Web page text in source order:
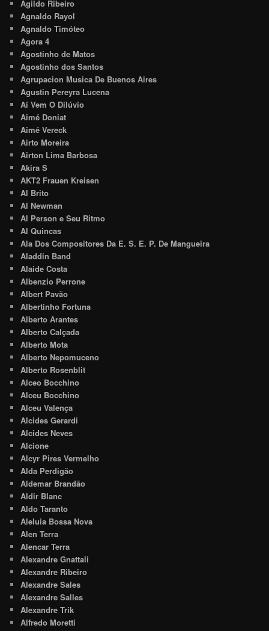
Agildo Ribeiro
Agnaldo Rayol
Agnaldo Timóteo
Agora 4
Agostinho de Matos
Agostinho dos Santos
Agrupacion Musica De Buenos Aires
Agustin Pereyra Lucena
Aí Vem O Dilúvio
Aimé Doniat
Aimé Vereck
Airto Moreira
Airton Lima Barbosa
Akira S
AKT2 Frauen Kreisen
Al Brito
Al Newman
Al Person e Seu Ritmo
Al Quincas
Ala Dos Compositores Da E. S. E. P. De Mangueira
Aladdin Band
Alaide Costa
Albenzio Perrone
Albert Pavão
Albertinho Fortuna
Alberto Arantes
Alberto Calçada
Alberto Mota
Alberto Nepomuceno
Alberto Rosenblit
Alceo Bocchino
Alceu Bocchino
Alceu Valença
Alcides Gerardi
Alcides Neves
Alcione
Alcyr Pires Vermelho
Alda Perdigão
Aldemar Brandão
Aldir Blanc
Aldo Taranto
Aleluia Bossa Nova
Alen Terra
Alencar Terra
Alexandre Gnattali
Alexandre Ribeiro
Alexandre Sales
Alexandre Salles
Alexandre Trik
Alfredo Moretti